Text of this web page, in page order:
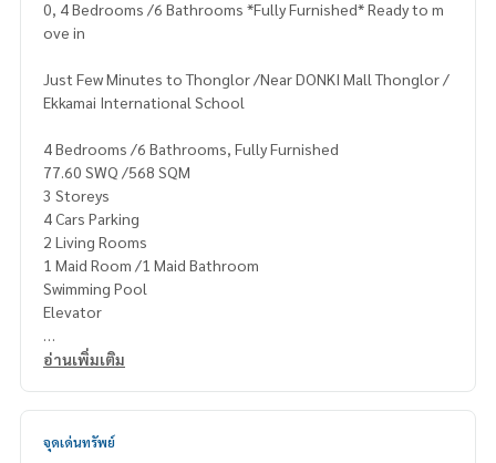
0, 4 Bedrooms /6 Bathrooms *Fully Furnished* Ready to m
ove in
Just Few Minutes to Thonglor /Near DONKI Mall Thonglor /
Ekkamai International School
4 Bedrooms /6 Bathrooms, Fully Furnished
77.60 SWQ /568 SQM
3 Storeys
4 Cars Parking
2 Living Rooms
1 Maid Room /1 Maid Bathroom
Swimming Pool
Elevator
Selling Price: 97.8 Million Baht
What’s app:
อ่านเพิ่มเติม
จุดเด่นทรัพย์